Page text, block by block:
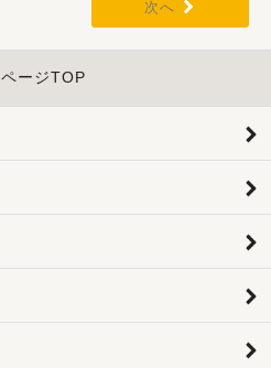
次へ
ページTOP